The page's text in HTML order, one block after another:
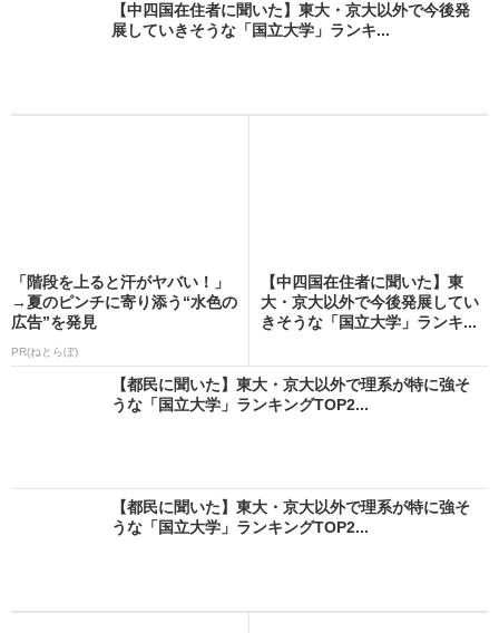
【中四国在住者に聞いた】東大・京大以外で今後発
展していきそうな「国立大学」ランキ...
「階段を上ると汗がヤバい！」
→夏のピンチに寄り添う“水色の
広告”を発見
PR(ねとらぼ)
【中四国在住者に聞いた】東
大・京大以外で今後発展してい
きそうな「国立大学」ランキ...
【都民に聞いた】東大・京大以外で理系が特に強そ
うな「国立大学」ランキングTOP2...
【都民に聞いた】東大・京大以外で理系が特に強そ
うな「国立大学」ランキングTOP2...